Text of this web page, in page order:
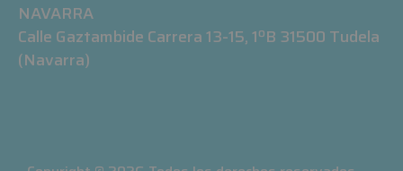
NAVARRA
Calle Gaztambide Carrera 13-15, 1ºB 31500 Tudela
(Navarra)